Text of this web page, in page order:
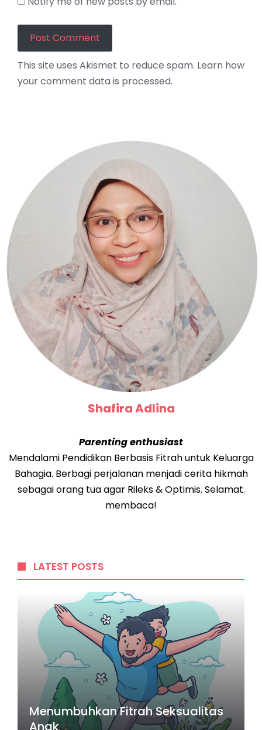
This site uses Akismet to reduce spam. Learn how
your comment data is processed.
Shafira Adlina
Parenting enthusiast
Mendalami Pendidikan Berbasis Fitrah untuk Keluarga
Bahagia. Berbagi perjalanan menjadi cerita hikmah
sebagai orang tua agar Rileks & Optimis. Selamat.
membaca!
LATEST POSTS
Menumbuhkan Fitrah Seksualitas
Anak